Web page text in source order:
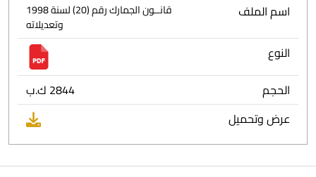
اسم الملف
قانــون الجمارك رقم (20) لسنة 1998
وتعديلاته
النوع
الحجم
2844 ك.ب
عرض وتحميل